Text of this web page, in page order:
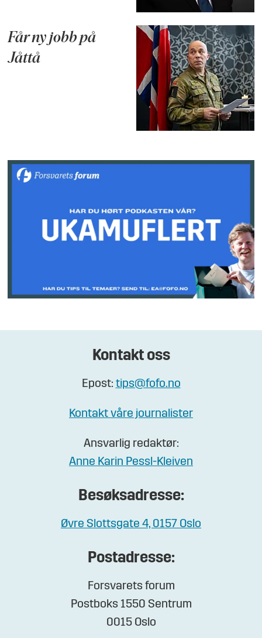
Får ny jobb på
Jåttå
Kontakt oss
Epost: tips@fofo.no
Kontakt våre journalister
Ansvarlig redaktør:
Anne Karin Pessl-Kleiven
Besøksadresse:
Øvre Slottsgate 4, 0157 Oslo
Postadresse:
Forsvarets forum
Postboks 1550 Sentrum
0015 Oslo